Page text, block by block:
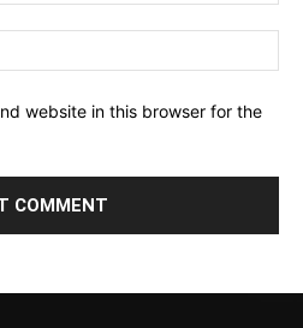
website in this browser for the